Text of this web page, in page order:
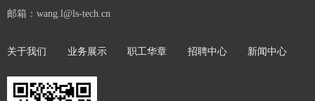
邮箱： wang.l@ls-tech.cn
关于我们 业务展示 职工华章 招聘中心 新闻中心